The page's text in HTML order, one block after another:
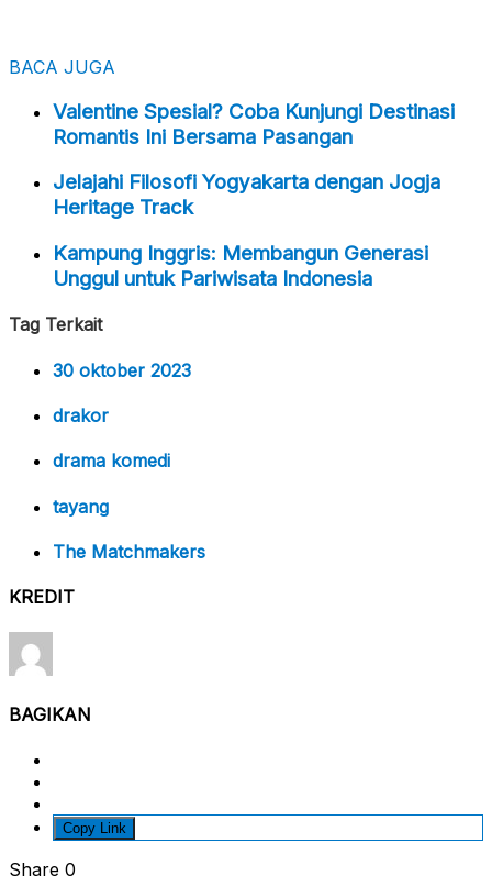
BACA JUGA
Valentine Spesial? Coba Kunjungi Destinasi
Romantis Ini Bersama Pasangan
Jelajahi Filosofi Yogyakarta dengan Jogja
Heritage Track
Kampung Inggris: Membangun Generasi
Unggul untuk Pariwisata Indonesia
Tag Terkait
30 oktober 2023
drakor
drama komedi
tayang
The Matchmakers
KREDIT
BAGIKAN
Copy Link
Share 0